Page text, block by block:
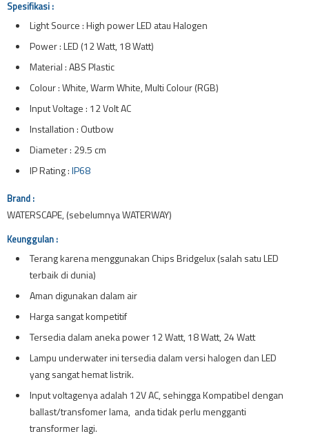
Spesifikasi :
Light Source : High power LED atau Halogen
Power : LED (12 Watt, 18 Watt)
Material : ABS Plastic
Colour : White, Warm White, Multi Colour (RGB)
Input Voltage : 12 Volt AC
Installation : Outbow
Diameter : 29.5 cm
IP Rating :IP68
Brand :
WATERSCAPE, (sebelumnya WATERWAY)
Keunggulan :
Terang karena menggunakan Chips Bridgelux (salah satu LED
terbaik di dunia)
Aman digunakan dalam air
Harga sangat kompetitif
Tersedia dalam aneka power 12 Watt, 18 Watt, 24 Watt
Lampu underwater ini tersedia dalam versi halogen dan LED
yang sangat hemat listrik.
Input voltagenya adalah 12V AC, sehingga Kompatibel dengan
ballast/transfomer lama, anda tidak perlu mengganti
transformer lagi.